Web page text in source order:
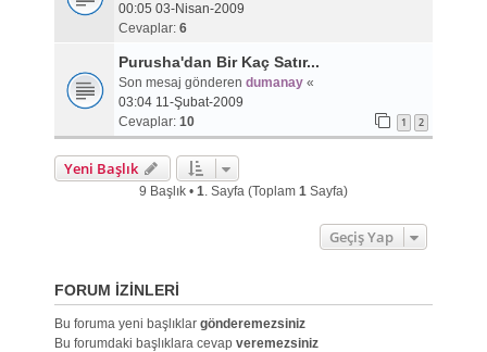
00:05 03-Nisan-2009
Cevaplar: 6
Purusha'dan Bir Kaç Satır...
Son mesaj gönderen dumanay«
03:04 11-Şubat-2009
Cevaplar: 10 1 2
Yeni Başlık
9 Başlık • 1. Sayfa (Toplam 1Sayfa)
Geçiş Yap
FORUM IZINLERI
Bu foruma yeni başlıklar gönderemezsiniz
Bu forumdaki başlıklara cevap veremezsiniz